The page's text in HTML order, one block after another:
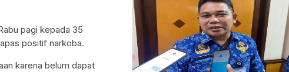
pagi kepada 35
positif narkoba.
karena belum dapat